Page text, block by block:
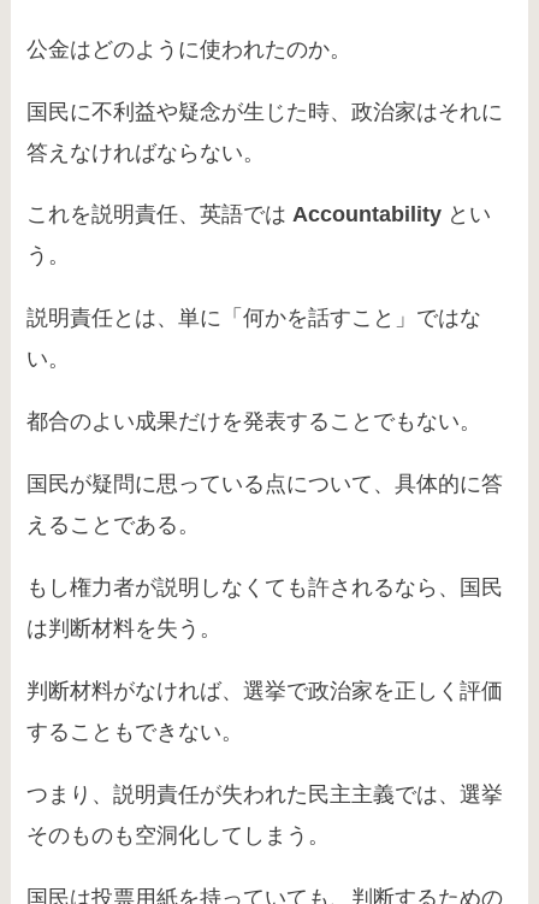
公金はどのように使われたのか。
国民に不利益や疑念が生じた時、政治家はそれに
答えなければならない。
これを説明責任、英語ではAccountability とい
う。
説明責任とは、単に「何かを話すこと」ではな
い。
都合のよい成果だけを発表することでもない。
国民が疑問に思っている点について、具体的に答
えることである。
もし権力者が説明しなくても許されるなら、国民
は判断材料を失う。
判断材料がなければ、選挙で政治家を正しく評価
することもできない。
つまり、説明責任が失われた民主主義では、選挙
そのものも空洞化してしまう。
国民は投票用紙を持っていても、判断するための